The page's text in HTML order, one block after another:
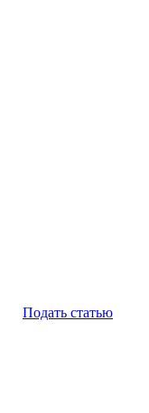
Подать статью